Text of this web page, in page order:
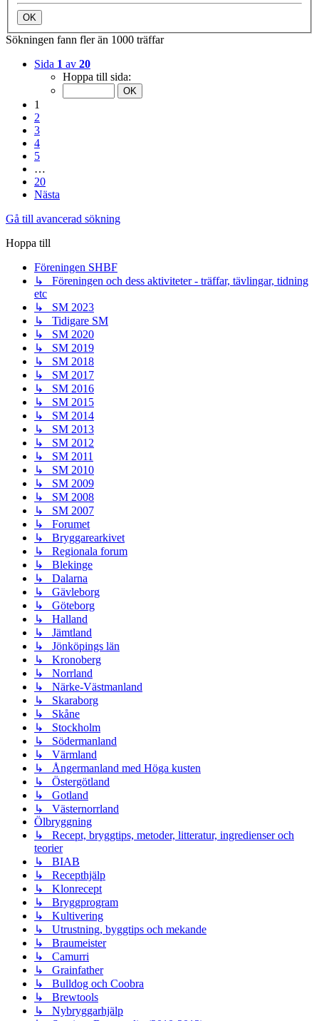
Sökningen fann fler än 1000 träffar
Sida 1 av 20
Hoppa till sida:
1
2
3
4
5
…
20
Nästa
Gå till avancerad sökning
Hoppa till
Föreningen SHBF
↳ Föreningen och dess aktiviteter - träffar, tävlingar, tidning
etc
↳ SM 2023
↳ Tidigare SM
↳ SM 2020
↳ SM 2019
↳ SM 2018
↳ SM 2017
↳ SM 2016
↳ SM 2015
↳ SM 2014
↳ SM 2013
↳ SM 2012
↳ SM 2011
↳ SM 2010
↳ SM 2009
↳ SM 2008
↳ SM 2007
↳ Forumet
↳ Bryggarearkivet
↳ Regionala forum
↳ Blekinge
↳ Dalarna
↳ Gävleborg
↳ Göteborg
↳ Halland
↳ Jämtland
↳ Jönköpings län
↳ Kronoberg
↳ Norrland
↳ Närke-Västmanland
↳ Skaraborg
↳ Skåne
↳ Stockholm
↳ Södermanland
↳ Värmland
↳ Ångermanland med Höga kusten
↳ Östergötland
↳ Gotland
↳ Västernorrland
Ölbryggning
↳ Recept, bryggtips, metoder, litteratur, ingredienser och
teorier
↳ BIAB
↳ Recepthjälp
↳ Klonrecept
↳ Bryggprogram
↳ Kultivering
↳ Utrustning, byggtips och mekande
↳ Braumeister
↳ Camurri
↳ Grainfather
↳ Bulldog och Coobra
↳ Brewtools
↳ Nybryggarhjälp